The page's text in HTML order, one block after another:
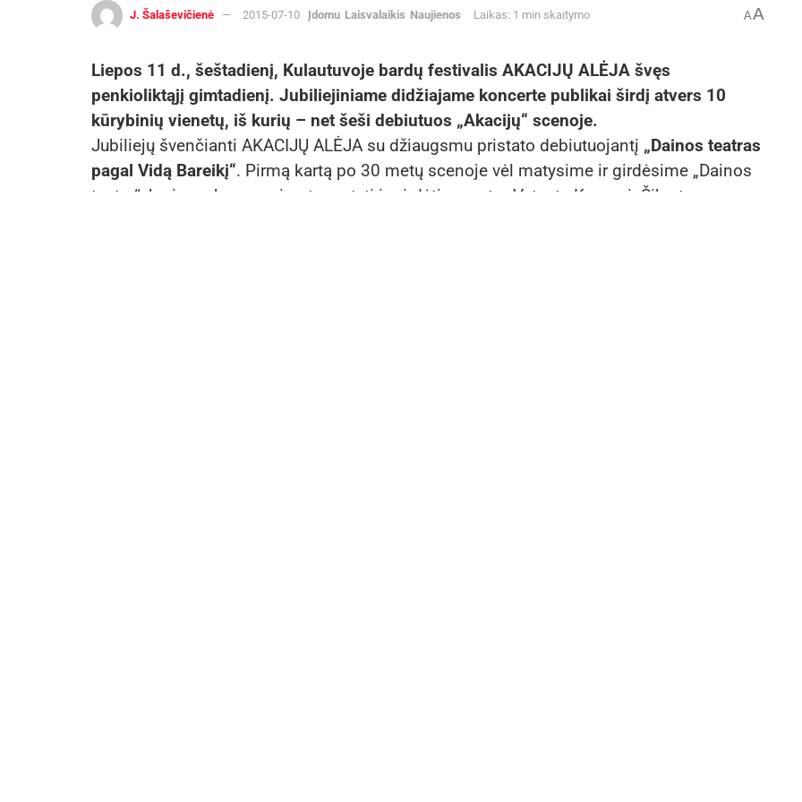
J. Šalaševičienė 2015-07-10 Įdomu Laisvalaikis Naujienos Laikas: 1 min skaitymo AA
Liepos 11 d., šeštadienį, Kulautuvoje bardų festivalis AKACIJŲ ALĖJA švęs
penkioliktąjį gimtadienį. Jubiliejiniame didžiajame koncerte publikai širdį atvers 10
kūrybinių vienetų, iš kurių – net šeši debiutuos „Akacijų“ scenoje.
Jubiliejų švenčianti AKACIJŲ ALĖJA su džiaugsmu pristato debiutuojantį „Dainos teatras
pagal Vidą Bareikį“. Pirmą kartą po 30 metų scenoje vėl matysime ir girdėsime „Dainos
teatrą“, kuriame buvome įpratę matyti ir girdėti maestro Vytautą Kernagį. Šįkart